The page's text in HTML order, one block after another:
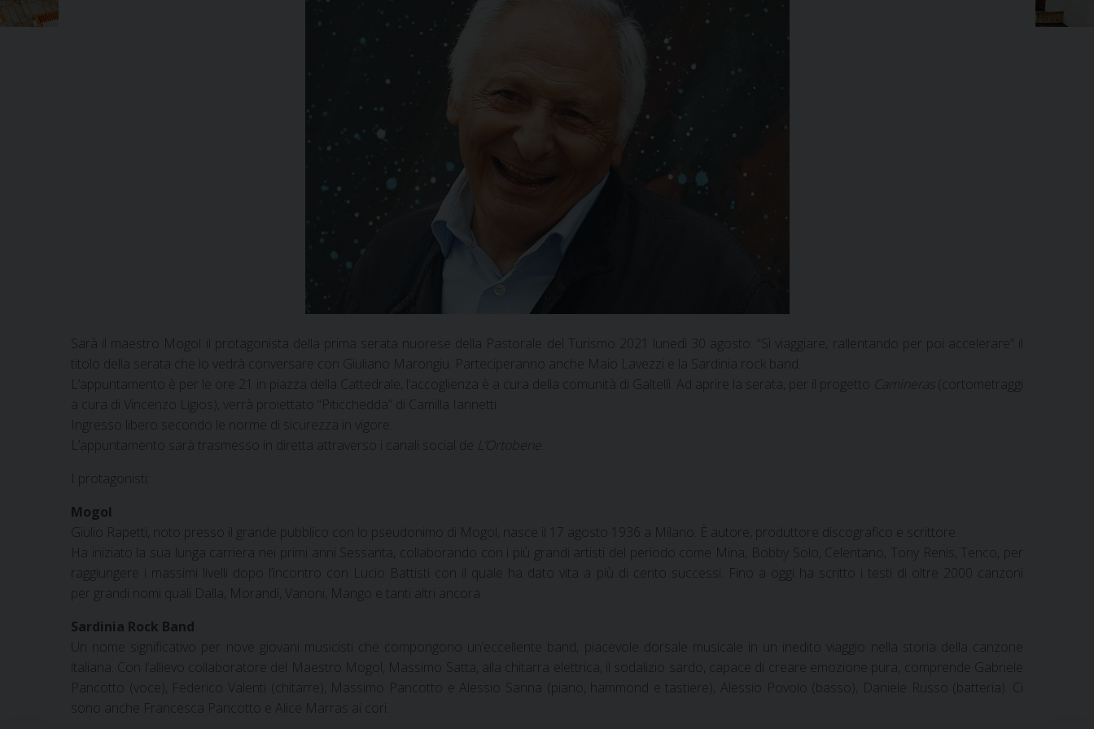
Sarà il maestro Mogol il protagonista della prima serata nuorese della Pastorale del Turismo 2021 lunedì 30 agosto: “Sì viaggiare, rallentando per poi accelerare” il
titolo della serata che lo vedrà conversare con Giuliano Marongiu. Parteciperanno anche Maio Lavezzi e la Sardinia rock band.
L’appuntamento è per le ore 21 in piazza della Cattedrale, l’accoglienza è a cura della comunità di Galtellì. Ad aprire la serata, per il progetto
Camineras (cortometraggi
a cura di Vincenzo Ligios), verrà proiettato “Piticchedda” di Camilla Iannetti.
Ingresso libero secondo le norme di sicurezza in vigore.
L’appuntamento sarà trasmesso in diretta attraverso i canali social de L’Ortobene
I protagonisti:
Mogol
Giulio Rapetti, noto presso il grande pubblico con lo pseudonimo di Mogol, nasce il 17 agosto 1936 a Milano. È autore, produttore discografico e scrittore.
Ha iniziato la sua lunga carriera nei primi anni Sessanta, collaborando con i più grandi artisti del periodo come Mina, Bobby Solo, Celentano, Tony Renis, Tenco, per
raggiungere i massimi livelli dopo l’incontro con Lucio Battisti con il quale ha dato vita a più di cento successi. Fino a oggi ha scritto i testi di oltre 2000 canzoni
per grandi nomi quali Dalla, Morandi, Vanoni, Mango e tanti altri ancora.
Sardinia Rock Band
Un nome significativo per nove giovani musicisti che compongono un’eccellente band, piacevole dorsale musicale in un inedito viaggio nella storia della canzone
italiana. Con l’allievo collaboratore del Maestro Mogol, Massimo Satta, alla chitarra elettrica, il sodalizio sardo, capace di creare emozione pura, comprende Gabriele
Pancotto (voce), Federico Valenti (chitarre), Massimo Pancotto e Alessio Sanna (piano, hammond e tastiere), Alessio Povolo (basso), Daniele Russo (batteria). Ci
sono anche Francesca Pancotto e Alice Marras ai cori.